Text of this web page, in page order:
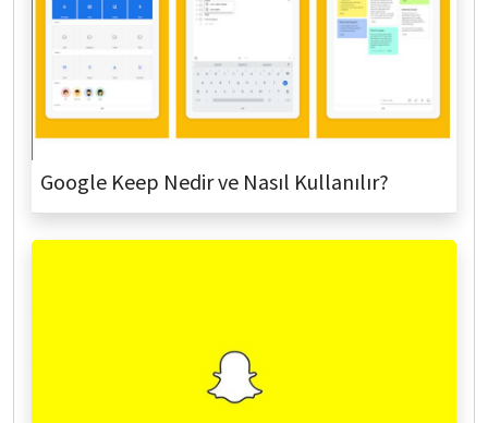
Google Keep Nedir ve Nasıl Kullanılır?